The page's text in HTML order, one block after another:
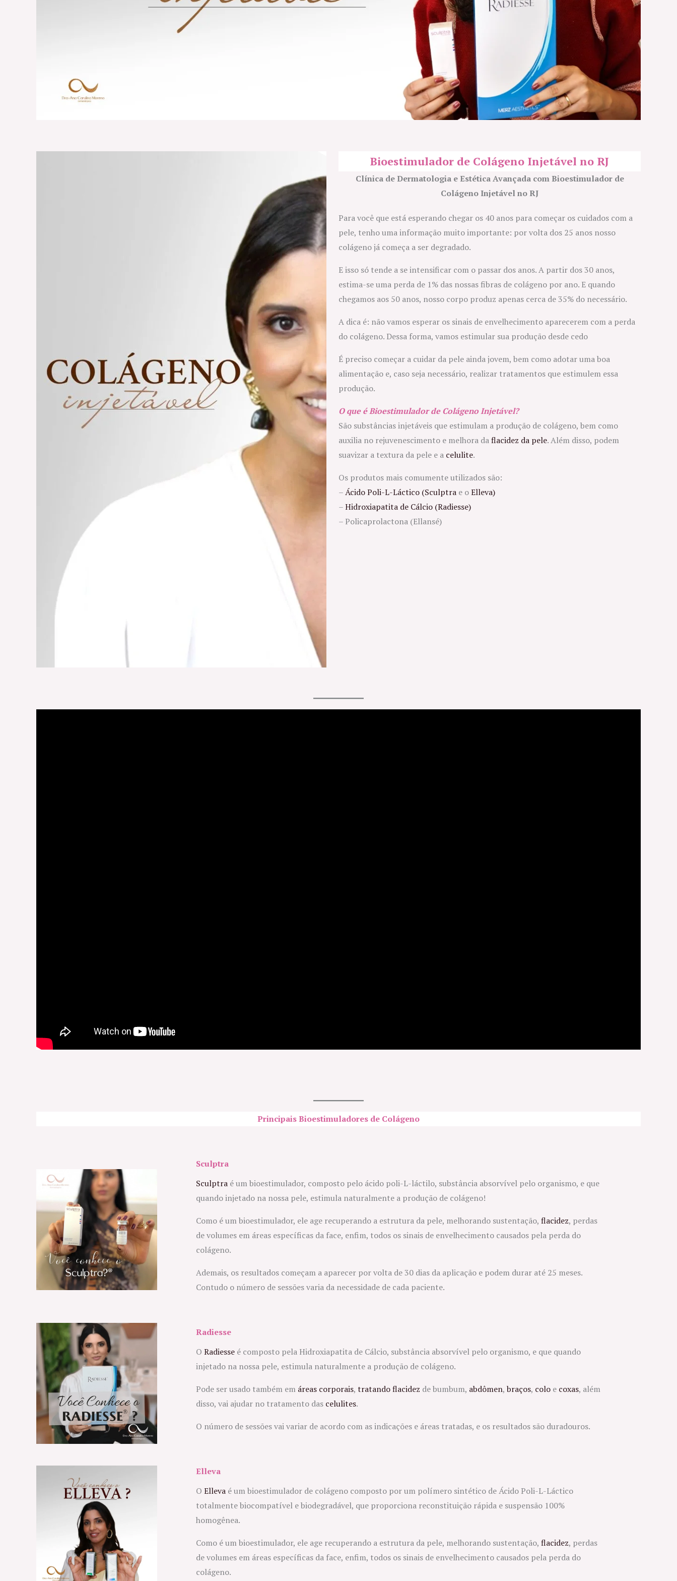
Bioestimulador de Colágeno Injetável no RJ
Clínica de Dermatologia e Estética Avançada com Bioestimulador de
Colágeno Injetável no RJ
Para você que está esperando chegar os 40 anos para começar os cuidados com a
pele, tenho uma informação muito importante: por volta dos 25 anos nosso
colágeno já começa a ser degradado.
E isso só tende a se intensificar com o passar dos anos. A partir dos 30 anos,
estima-se uma perda de 1% das nossas fibras de colágeno por ano. E quando
chegamos aos 50 anos, nosso corpo produz apenas cerca de 35% do necessário.
A dica é: não vamos esperar os sinais de envelhecimento aparecerem com a perda
do colágeno. Dessa forma, vamos estimular sua produção desde cedo
É preciso começar a cuidar da pele ainda jovem, bem como adotar uma boa
alimentação e, caso seja necessário, realizar tratamentos que estimulem essa
produção.
O que é Bioestimulador de Colágeno Injetável?
São substâncias injetáveis que estimulam a produção de colágeno, bem como
auxilia no rejuvenescimento e melhora daflacidez da pele. Além disso, podem
suavizar a textura da pele e a celulite.
Os produtos mais comumente utilizados são:
–Ácido Poli-L-Láctico (Sculptra e oElleva)
–Hidroxiapatita de Cálcio (Radiesse)
– Policaprolactona (Ellansé)
Principais Bioestimuladores de Colágeno
Sculptra
Sculptraé um bioestimulador, composto pelo ácido poli-L-láctilo, substância absorvível pelo organismo, e que
quando injetado na nossa pele, estimula naturalmente a produção de colágeno!
Como é um bioestimulador, ele age recuperando a estrutura da pele, melhorando sustentação, flacidez, perdas
de volumes em áreas específicas da face, enfim, todos os sinais de envelhecimento causados pela perda do
colágeno.
Ademais, os resultados começam a aparecer por volta de 30 dias da aplicação e podem durar até 25 meses.
Contudo o número de sessões varia da necessidade de cada paciente.
Radiesse
O Radiesseé composto pela Hidroxiapatita de Cálcio, substância absorvível pelo organismo, e que quando
injetado na nossa pele, estimula naturalmente a produção de colágeno.
Pode ser usado também em áreas corporais, tratando flacidez de bumbum, abdômen, braços, coloe coxas, além
disso, vai ajudar no tratamento das celulites.
O número de sessões vai variar de acordo com as indicações e áreas tratadas, e os resultados são duradouros.
Elleva
O Ellevaé um bioestimulador de colágeno composto por um polímero sintético de Ácido Poli-L-Láctico
totalmente biocompatível e biodegradável, que proporciona reconstituição rápida e suspensão 100%
homogênea.
Como é um bioestimulador, ele age recuperando a estrutura da pele, melhorando sustentação, flacidez, perdas
de volumes em áreas específicas da face, enfim, todos os sinais de envelhecimento causados pela perda do
colágeno.